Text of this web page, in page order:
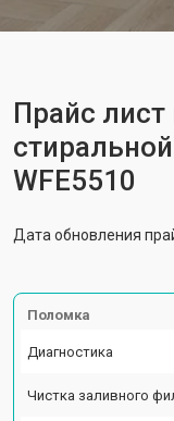
Прайс
WFE5510
Дата обновления
Поломка
Диагностика
Чистка заливного